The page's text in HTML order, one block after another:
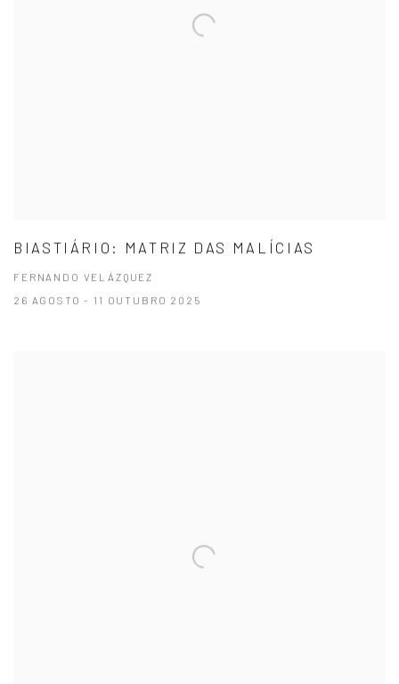
BIASTIÁRIO: MATRIZ DAS MALÍCIAS
FERNANDO VELÁZQUEZ
26 AGOSTO - 11 OUTUBRO 2025